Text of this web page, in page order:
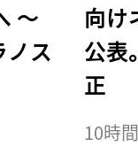
〜
ノス
向け
公表
正
10時